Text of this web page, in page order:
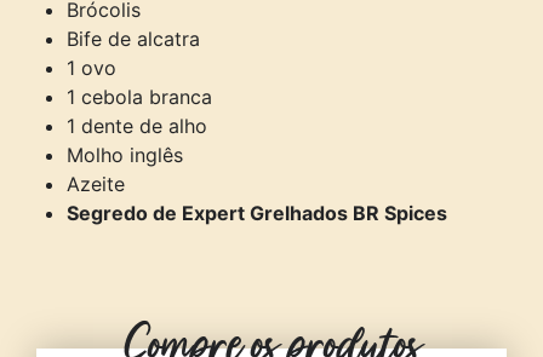
Brócolis
Bife de alcatra
1 ovo
1 cebola branca
1 dente de alho
Molho inglês
Azeite
Segredo de Expert Grelhados BR Spices